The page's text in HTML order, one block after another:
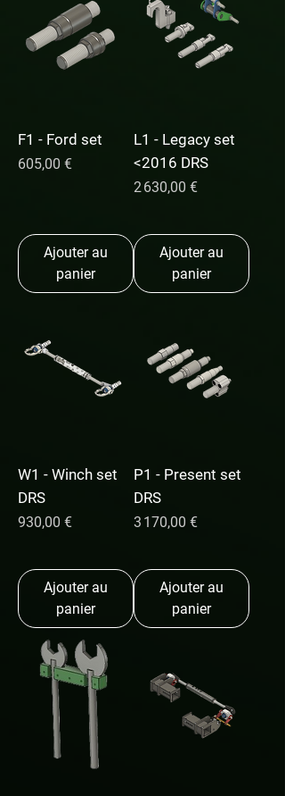
F1 - Ford set
Prix
605,00 €
Ajouter au
panier
L1 - Legacy set
<2016 DRS
Prix
2 630,00 €
Ajouter au
panier
W1 - Winch set
DRS
Prix
930,00 €
Ajouter au
panier
P1 - Present set
DRS
Prix
3 170,00 €
Ajouter au
panier